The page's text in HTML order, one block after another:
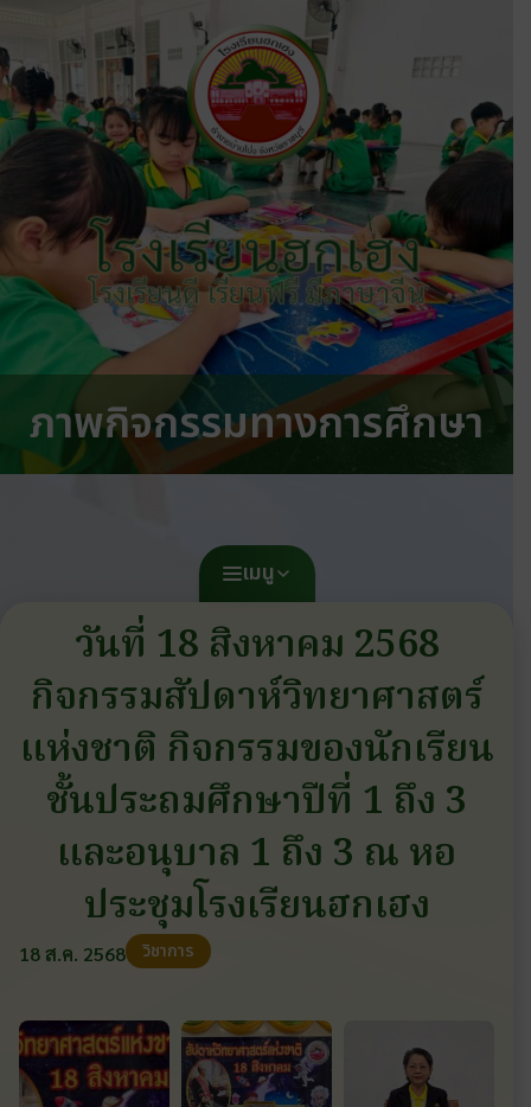
โรงเรียนฮกเฮง
โรงเรียนดี เรียนฟรี มีภาษาจีน
ภาพกิจกรรมทางการศึกษา
เมนู
วันที่ 18 สิงหาคม 2568
กิจกรรมสัปดาห์วิทยาศาสตร์
แห่งชาติ กิจกรรมของนักเรียน
ชั้นประถมศึกษาปีที่ 1 ถึง 3
และอนุบาล 1 ถึง 3 ณ หอ
ประชุมโรงเรียนฮกเฮง
18 ส.ค. 2568 วิชาการ